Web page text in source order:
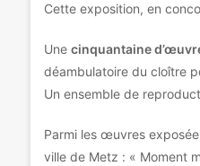
Cette exposition, en
Une cinquantaine
déambulatoire du cloître
Un ensemble de
Parmi les œuvres
ville de Metz : « Moment